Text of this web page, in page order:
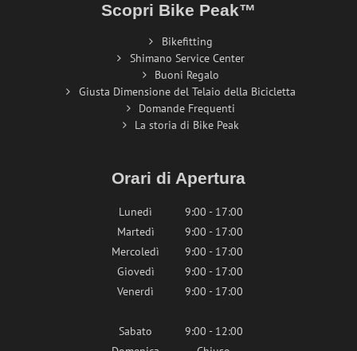
Scopri Bike Peak™
Bikefitting
Shimano Service Center
Buoni Regalo
Giusta Dimensione del Telaio della Bicicletta
Domande Frequenti
La storia di Bike Peak
Orari di Apertura
Lunedì
9:00 - 17:00
Martedì
9:00 - 17:00
Mercoledì
9:00 - 17:00
Giovedì
9:00 - 17:00
Venerdì
9:00 - 17:00
Sabato
9:00 - 12:00